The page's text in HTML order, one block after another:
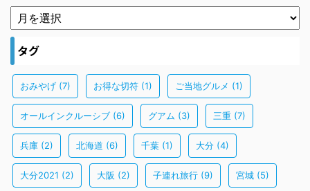
タグ
おみやげ (7) お得な切符 (1) ご当地グルメ (1)
オールインクルーシブ (6) グアム (3) 三重 (7)
兵庫 (2) 北海道 (6) 千葉 (1) 大分 (4)
大分2021 (2) 大阪 (2) 子連れ旅行 (9) 宮城 (5)